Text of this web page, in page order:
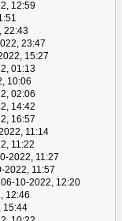
12:59
22:43
23:47
15:27
01:13
10:06
02:06
14:42
16:57
11:14
11:22
2022, 11:27
2022, 11:57
10-2022, 12:20
12:46
15:44